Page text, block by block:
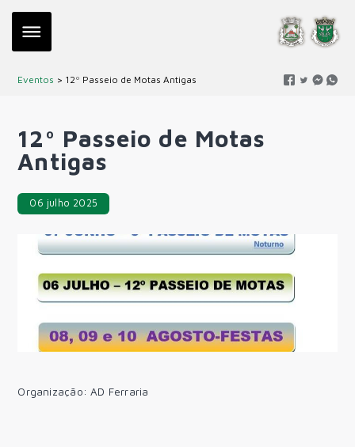
Eventos > 12º Passeio de Motas Antigas
12º Passeio de Motas
Antigas
06 julho 2025
Organização: AD Ferraria